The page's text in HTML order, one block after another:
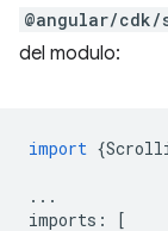
@angular/
del modulo:
import {
...
imports : [